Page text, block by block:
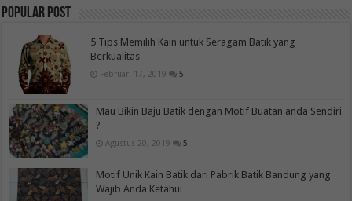
Popular Post
5 Tips Memilih Kain untuk Seragam Batik yang
Berkualitas
Februari 17, 2019 5
Mau Bikin Baju Batik dengan Motif Buatan anda Sendiri
?
Agustus 20, 2019 5
Motif Unik Kain Batik dari Pabrik Batik Bandung yang
Wajib Anda Ketahui